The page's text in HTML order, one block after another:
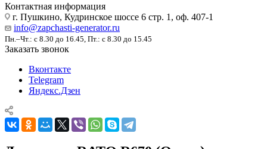
Контактная информация
г. Пушкино, Кудринское шоссе 6 стр. 1, оф. 407-1
info@zapchasti-generator.ru
Пн.–Чт.: с 8.30 до 16.45, Пт.: с 8.30 до 15.45
Заказать звонок
Вконтакте
Telegram
Яндекс.Дзен